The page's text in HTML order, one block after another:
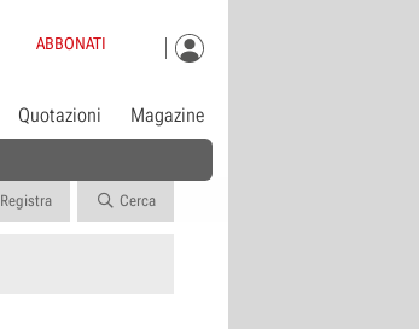
ABBONATI
Quotazioni Magazine
Registra Cerca